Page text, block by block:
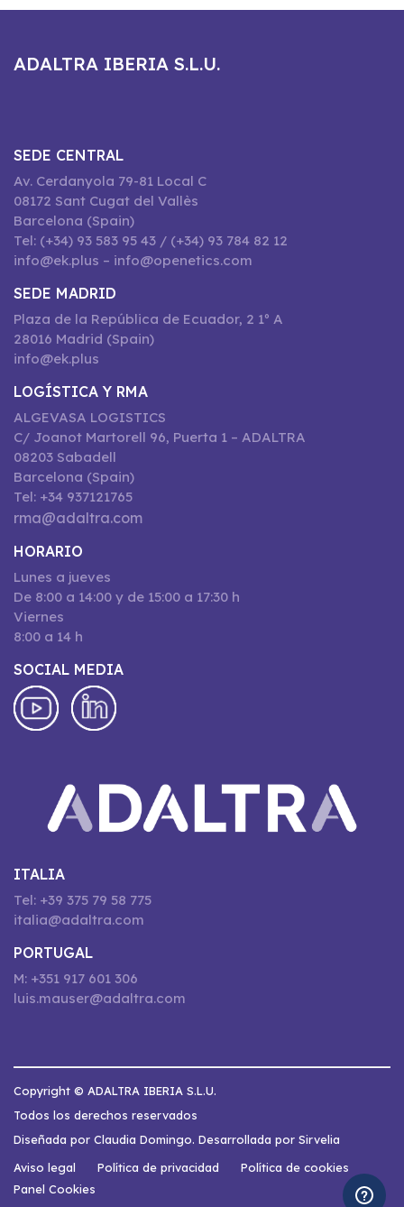
ADALTRA IBERIA S.L.U.
SEDE CENTRAL
Av. Cerdanyola 79-81 Local C
08172 Sant Cugat del Vallès
Barcelona (Spain)
Tel: (+34) 93 583 95 43 / (+34) 93 784 82 12
info@ek.plus – info@openetics.com
SEDE MADRID
Plaza de la República de Ecuador, 2 1º A
28016 Madrid (Spain)
info@ek.plus
LOGÍSTICA Y RMA
ALGEVASA LOGISTICS
C/ Joanot Martorell 96, Puerta 1 – ADALTRA
08203 Sabadell
Barcelona (Spain)
Tel: +34 937121765
rma@adaltra.com
HORARIO
Lunes a jueves
De 8:00 a 14:00 y de 15:00 a 17:30 h
Viernes
8:00 a 14 h
SOCIAL MEDIA
ITALIA
Tel: +39 375 79 58 775
italia@adaltra.com
PORTUGAL
M: +351 917 601 306
luis.mauser@adaltra.com
Copyright © ADALTRA IBERIA S.L.U.
Todos los derechos reservados
Diseñada por Claudia Domingo. Desarrollada por Sirvelia
Aviso legal
Política de privacidad
Política de cookies
Panel Cookies